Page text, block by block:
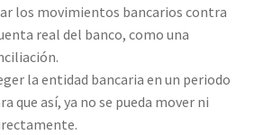
los movimientos bancarios contra
real del banco, como una
la entidad bancaria en un periodo
que así, ya no se pueda mover ni